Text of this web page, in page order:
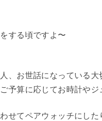
する頃ですよ〜
、お世話になっている
予算に応じてお時計や
せてペアウォッチにした